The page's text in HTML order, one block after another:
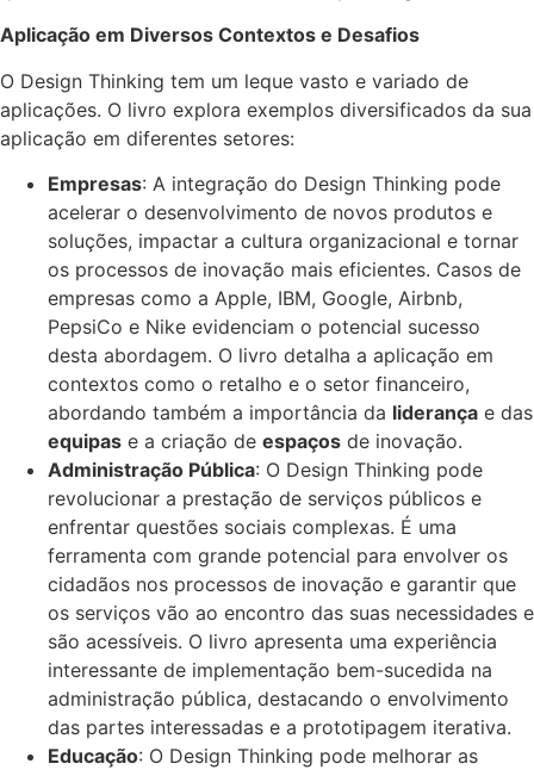
Aplicação em Diversos Contextos e Desafios
O Design Thinking tem um leque vasto e variado de
aplicações. O livro explora exemplos diversificados da sua
aplicação em diferentes setores:
Empresas: A integração do Design Thinking pode
acelerar o desenvolvimento de novos produtos e
soluções, impactar a cultura organizacional e tornar
os processos de inovação mais eficientes. Casos de
empresas como a Apple, IBM, Google, Airbnb,
PepsiCo e Nike evidenciam o potencial sucesso
desta abordagem. O livro detalha a aplicação em
contextos como o retalho e o setor financeiro,
abordando também a importância da liderança e das
equipas e a criação de espaços de inovação.
Administração Pública: O Design Thinking pode
revolucionar a prestação de serviços públicos e
enfrentar questões sociais complexas. É uma
ferramenta com grande potencial para envolver os
cidadãos nos processos de inovação e garantir que
os serviços vão ao encontro das suas necessidades e
são acessíveis. O livro apresenta uma experiência
interessante de implementação bem-sucedida na
administração pública, destacando o envolvimento
das partes interessadas e a prototipagem iterativa.
Educação: O Design Thinking pode melhorar as